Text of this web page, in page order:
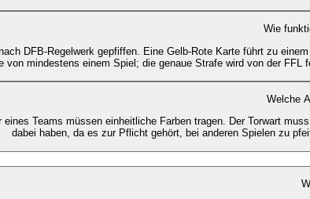
Wie
DFB-Regelwerk gepfiffen. Eine Gelb-Rote Karte führt zu
von mindestens einem Spiel; die genaue Strafe wird von der
Welche
eines Teams müssen einheitliche Farben tragen. Der Torwart
dabei haben, da es zur Pflicht gehört, bei anderen Spielen zu